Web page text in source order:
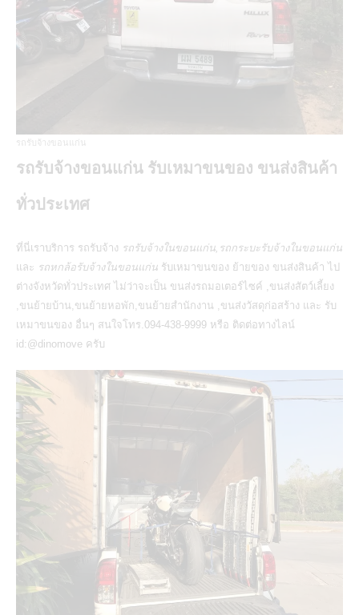
รถรับจ้างขอนแก่น
รถรับจ้างขอนแก่น รับเหมาขนของ ขนส่งสินค้า
ทั่วประเทศ
ที่นี่เราบริการ รถรับจ้าง รถรับจ้างในขอนแก่น,รถกระบะรับจ้างในขอนแก่น
และ รถหกล้อรับจ้างในขอนแก่น รับเหมาขนของ ย้ายของ ขนส่งสินค้า ไป
ต่างจังหวัดทั่วประเทศ ไม่ว่าจะเป็น ขนส่งรถมอเตอร์ไซค์
,ขนส่งสัตว์เลี้ยง
ขนย้ายบ้าน ,ขนย้ายหอพัก,ขนย้ายสำนักงาน ,ขนส่งวัสดุก่อสร้าง และ รับ
เหมาขนของ อื่นๆ สนใจโทร.094-438-9999 หรือ ติดต่อทางไลน์
id:@dinomove ครับ